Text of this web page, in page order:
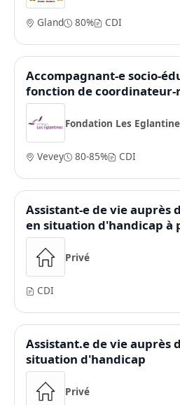
Gland 80% CDI
Accompagnant-e socio-
fonction de coordinateur-
Fondation Les
Vevey 80-85% CDI
Assistant-e de vie auprès
en situation d'handicap à
Privé
CDI
Assistant.e de vie auprès
situation d'handicap
Privé